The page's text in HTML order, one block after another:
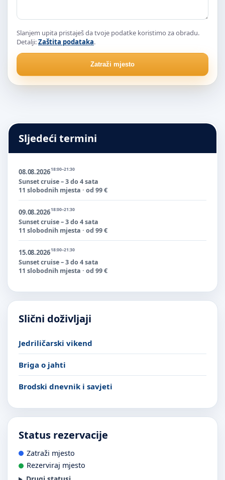
Slanjem upita pristaješ da tvoje podatke koristimo za obradu.
Detalji:Zaštita podataka.
Zatraži mjesto
Sljedeći termini
08.08.202618:00–21:30
Sunset cruise – 3 do 4 sata
11 slobodnih mjesta · od 99 €
09.08.202618:00–21:30
Sunset cruise – 3 do 4 sata
11 slobodnih mjesta · od 99 €
15.08.202618:00–21:30
Sunset cruise – 3 do 4 sata
11 slobodnih mjesta · od 99 €
Slični doživljaji
Jedriličarski vikend
Briga o jahti
Brodski dnevnik i savjeti
Status rezervacije
Zatraži mjesto
Rezerviraj mjesto